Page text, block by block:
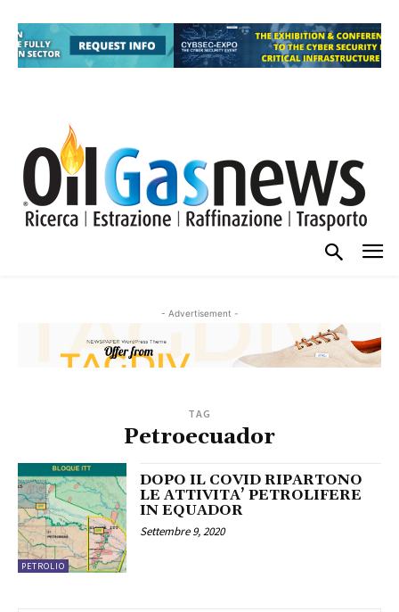
- Advertisement -
TAG
Petroecuador
PETROLIO
DOPO IL COVID RIPARTONO
LE ATTIVITA’ PETROLIFERE
IN EQUADOR
Settembre 9, 2020